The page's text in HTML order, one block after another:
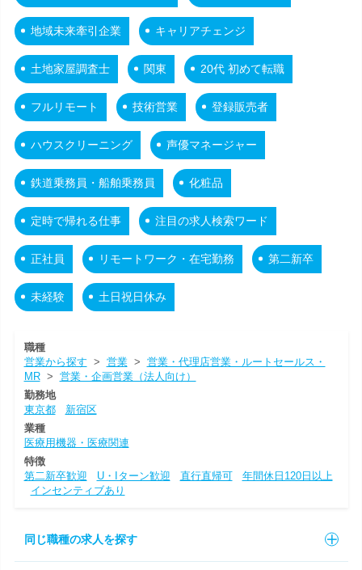
地域未来牽引企業 キャリアチェンジ
土地家屋調査士 関東 20代 初めて転職
フルリモート 技術営業 登録販売者
ハウスクリーニング 声優マネージャー
鉄道乗務員・船舶乗務員 化粧品
定時で帰れる仕事 注目の求人検索ワード
正社員 リモートワーク・在宅勤務 第二新卒
未経験 土日祝日休み
職種
営業から探す > 営業> 営業・代理店営業・ルートセールス・
MR> 営業・企画営業（法人向け）
勤務地
東京都
新宿区
業種
医療用機器・医療関連
特徴
第二新卒歓迎
U・Iターン歓迎 直行直帰可
年間休日120日以上
インセンティブあり
同じ職種の求人を探す